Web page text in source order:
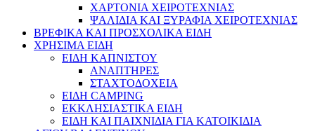
ΧΑΡΤΟΝΙΑ ΧΕΙΡΟΤΕΧΝΙΑΣ
ΨΑΛΙΔΙΑ ΚΑΙ ΞΥΡΑΦΙΑ ΧΕΙΡΟΤΕΧΝΙΑΣ
ΒΡΕΦΙΚΑ ΚΑΙ ΠΡΟΣΧΟΛΙΚΑ ΕΙΔΗ
ΧΡΗΣΙΜΑ ΕΙΔΗ
ΕΙΔΗ ΚΑΠΝΙΣΤΟΥ
ΑΝΑΠΤΗΡΕΣ
ΣΤΑΧΤΟΔΟΧΕΙΑ
ΕΙΔΗ CAMPING
ΕΚΚΛΗΣΙΑΣΤΙΚΑ ΕΙΔΗ
ΕΙΔΗ ΚΑΙ ΠΑΙΧΝΙΔΙΑ ΓΙΑ ΚΑΤΟΙΚΙΔΙΑ